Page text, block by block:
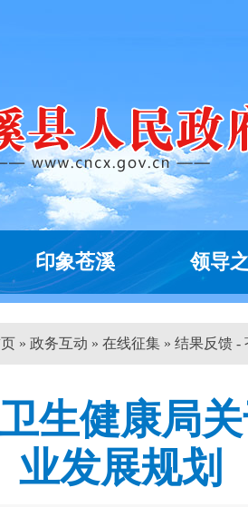
印象苍溪 领导
» 政务互动 » 在线征集 » 结果反馈 -
生健康局
业发展规划